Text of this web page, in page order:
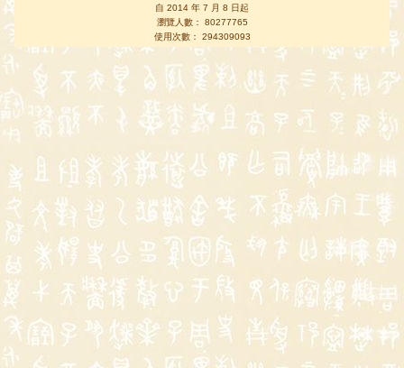
自 2014 年 7 月 8 日起
瀏覽人數： 80277765
使用次數： 294309093